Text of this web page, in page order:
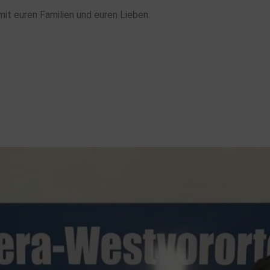
euren Familien und euren Lieben.